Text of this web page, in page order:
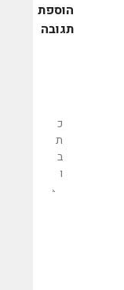
הוספת
תגובה